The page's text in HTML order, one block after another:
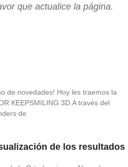
que actualice la página.
de novedades! Hoy les traemos la
KEEPSMILING 3D.A través del
de
de los resultados